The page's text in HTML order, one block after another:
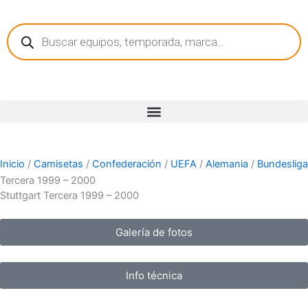
contenido
Búsqueda
de
productos
Inicio / Camisetas / Confederación / UEFA / Alemania / Bundesliga
Tercera 1999 – 2000
Stuttgart Tercera 1999 – 2000
Galería de fotos
Info técnica